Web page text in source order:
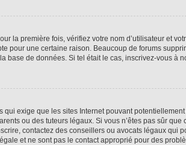
la première fois, vérifiez votre nom d’utilisateur et
pour une certaine raison. Beaucoup de forums
base de données. Si tel était le cas, inscrivez-vous à
qui exige que les sites Internet pouvant
ou des tuteurs légaux. Si vous n’êtes pas sûr que
contactez des conseillers ou avocats légaux qui
et ne sont pas le contact approprié pour des